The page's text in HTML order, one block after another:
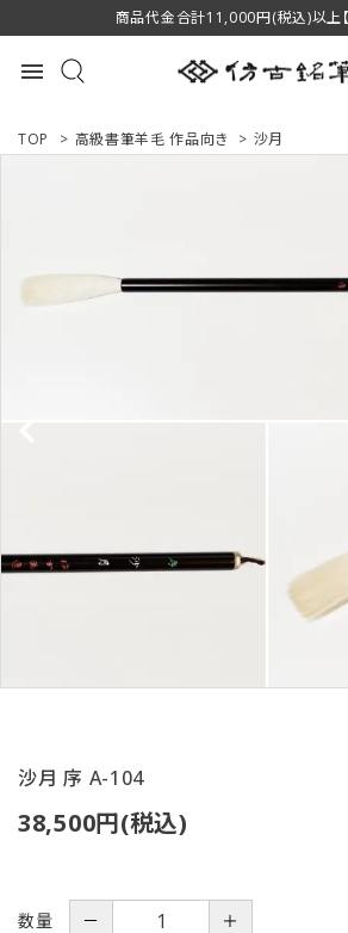
商品代金合計11,000円(税込)以上
menu
ご利用ガイド
特定商取引法について
TOP > 高級書筆羊毛 作品向き > 沙月
沙月 序 A-104
38,500円(税込)
数量 － ＋